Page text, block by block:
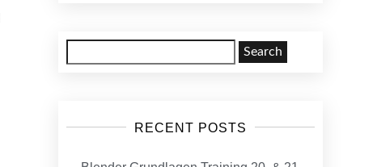
for:
RECENT POSTS